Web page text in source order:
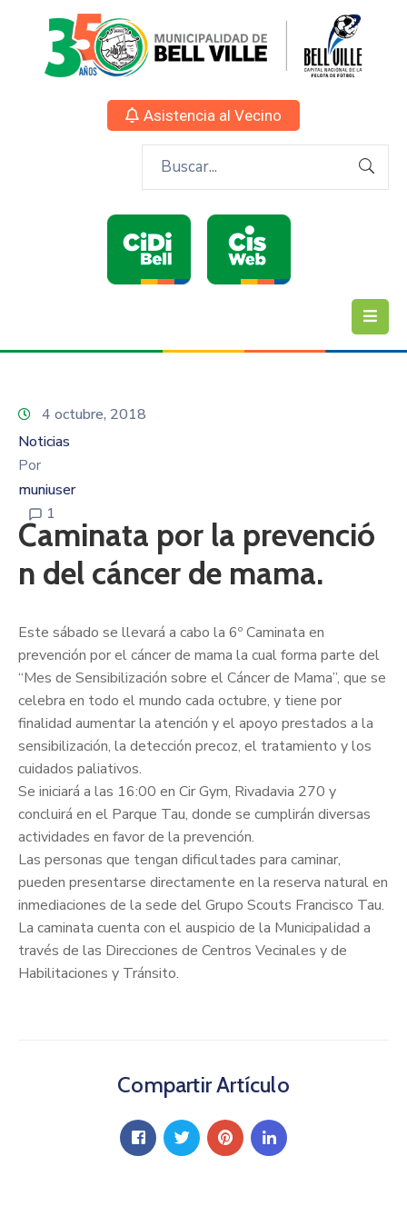
Asistencia al Vecino
4 octubre, 2018
Noticias
Por
muniuser
1
Caminata por la prevenció
n del cáncer de mama.
Este sábado se llevará a cabo la 6º Caminata en
prevención por el cáncer de mama la cual forma parte del
“Mes de Sensibilización sobre el Cáncer de Mama”, que se
celebra en todo el mundo cada octubre, y tiene por
finalidad aumentar la atención y el apoyo prestados a la
sensibilización, la detección precoz, el tratamiento y los
cuidados paliativos.
Se iniciará a las 16:00 en Cir Gym, Rivadavia 270 y
concluirá en el Parque Tau, donde se cumplirán diversas
actividades en favor de la prevención.
Las personas que tengan dificultades para caminar,
pueden presentarse directamente en la reserva natural en
inmediaciones de la sede del Grupo Scouts Francisco Tau.
La caminata cuenta con el auspicio de la Municipalidad a
través de las Direcciones de Centros Vecinales y de
Habilitaciones y Tránsito.
Compartir Artículo